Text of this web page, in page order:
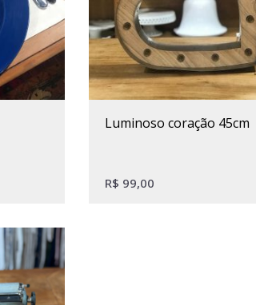
luminoso coração 45cm
R$ 99,00